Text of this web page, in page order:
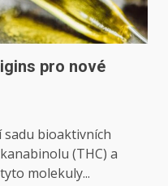
pro nové
bioaktivních
(THC) a
molekuly...